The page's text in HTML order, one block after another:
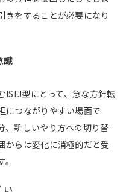
きをすることが必要になり
識
型にとって、急な方針転
につながりやすい場面で
、新しいやり方への切り替
からは変化に消極的だと受
い